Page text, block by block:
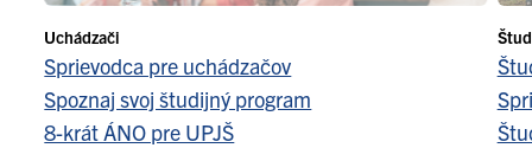
Uchádzači
Sprievodca pre uchádzačov
Spoznaj svoj študijný program
8-krát ÁNO pre UPJŠ